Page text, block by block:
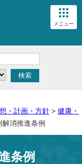
メニュー
・計画・方針 > 健康・
消推進条例
条例